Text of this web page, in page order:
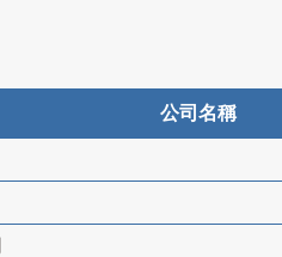
公司名稱